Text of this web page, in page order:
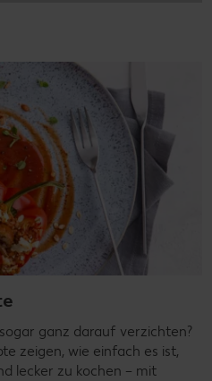
ganz darauf verzichten?
zeigen, wie einfach es ist,
lecker zu kochen – mit